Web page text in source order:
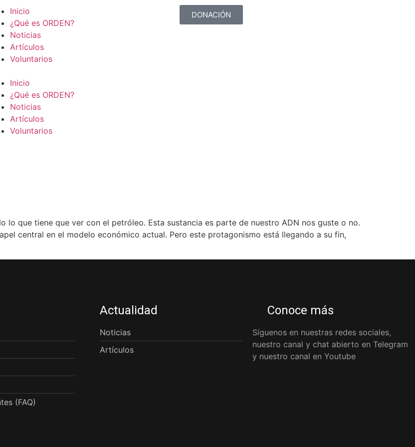
Inicio
¿Qué es ORDEN?
Noticias
Artículos
Voluntarios
Inicio
¿Qué es ORDEN?
Noticias
Artículos
Voluntarios
DONACIÓN
lo que tiene que ver con el petróleo. Esta sustancia es parte de nuestro ADN nos guste o no.
central en el modelo económico actual. Pero este protagonismo está llegando a su fin,
(FAQ)
Actualidad
Noticias
Artículos
Conoce más
Síguenos en nuestras redes sociales,
nuestro canal y chat abierto en Telegram
y nuestro canal en Youtube